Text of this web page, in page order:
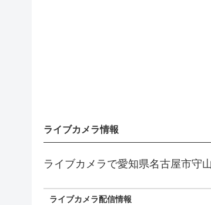
ライブカメラ情報
ライブカメラで愛知県名古屋市守
ライブカメラ配信情報